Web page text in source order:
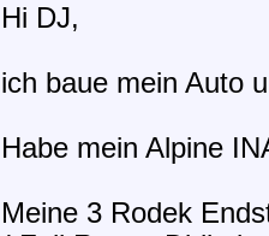
Hi DJ,
ich baue mein Auto
Habe mein Alpine
Meine 3 Rodek